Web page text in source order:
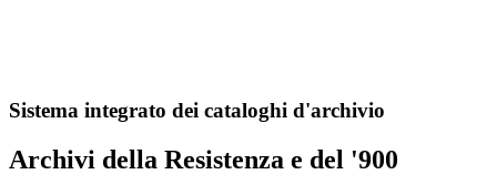
Sistema integrato dei cataloghi d'archivio
Archivi della Resistenza e del '900